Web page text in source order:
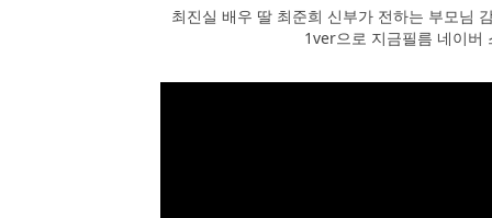
최진실 배우 딸 최준희 신부가 전하는 부모님
1ver으로 지금필름 네이버